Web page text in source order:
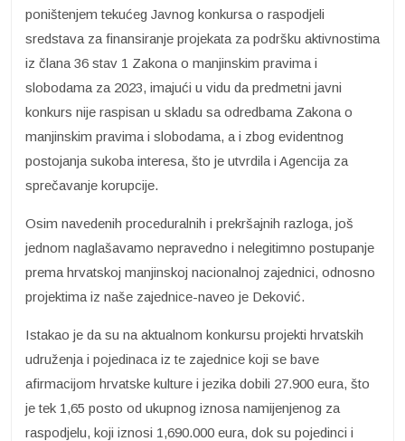
poništenjem tekućeg Javnog konkursa o raspodjeli
sredstava za finansiranje projekata za podršku aktivnostima
iz člana 36 stav 1 Zakona o manjinskim pravima i
slobodama za 2023, imajući u vidu da predmetni javni
konkurs nije raspisan u skladu sa odredbama Zakona o
manjinskim pravima i slobodama, a i zbog evidentnog
postojanja sukoba interesa, što je utvrdila i Agencija za
sprečavanje korupcije.
Osim navedenih proceduralnih i prekršajnih razloga, još
jednom naglašavamo nepravedno i nelegitimno postupanje
prema hrvatskoj manjinskoj nacionalnoj zajednici, odnosno
projektima iz naše zajednice-naveo je Deković.
Istakao je da su na aktualnom konkursu projekti hrvatskih
udruženja i pojedinaca iz te zajednice koji se bave
afirmacijom hrvatske kulture i jezika dobili 27.900 eura, što
je tek 1,65 posto od ukupnog iznosa namijenjenog za
raspodjelu, koji iznosi 1,690.000 eura, dok su pojedinci i